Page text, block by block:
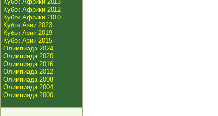
Кубок Африки 2013
Кубок Африки 2012
Кубок Африки 2010
Кубок Азии 2023
Кубок Азии 2019
Кубок Азии 2015
Олимпиада 2024
Олимпиада 2020
Олимпиада 2016
Олимпиада 2012
Олимпиада 2008
Олимпиада 2004
Олимпиада 2000